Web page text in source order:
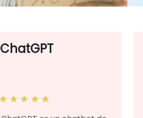
ChatGPT